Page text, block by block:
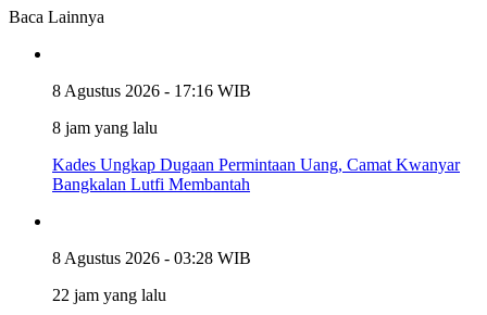
Baca Lainnya
8 Agustus 2026 - 17:16 WIB
8 jam yang lalu
Kades Ungkap Dugaan Permintaan Uang, Camat Kwanyar
Bangkalan Lutfi Membantah
8 Agustus 2026 - 03:28 WIB
22 jam yang lalu